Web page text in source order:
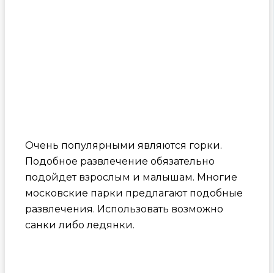
Очень популярными являются горки.
Подобное развлечение обязательно
подойдет взрослым и малышам. Многие
московские парки предлагают подобные
развлечения. Использовать возможно
санки либо ледянки.